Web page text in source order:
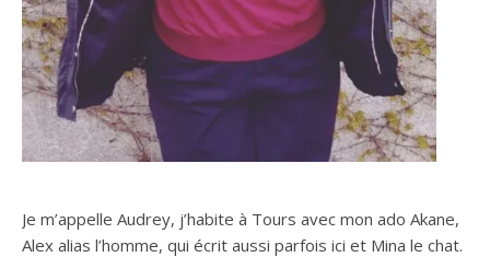
Je m’appelle Audrey, j’habite à Tours avec mon ado Akane,
Alex alias l’homme, qui écrit aussi parfois ici et Mina le chat.